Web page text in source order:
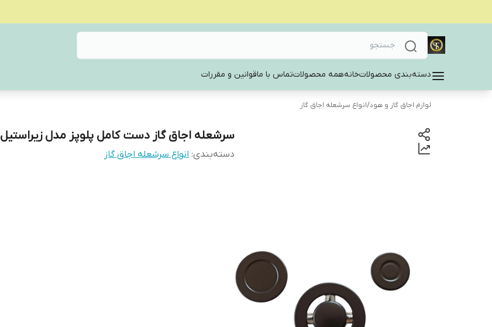
دسته‌بندی محصولاتخانههمه محصولاتتماس با ماقوانین و مقررات
لوازم اجاق گاز و هود/انواع سرشعله اجاق گاز
سرشعله اجاق گاز دست کامل پلوپز مدل زیراستیل
دسته‌بندی: انواع سرشعله اجاق گاز